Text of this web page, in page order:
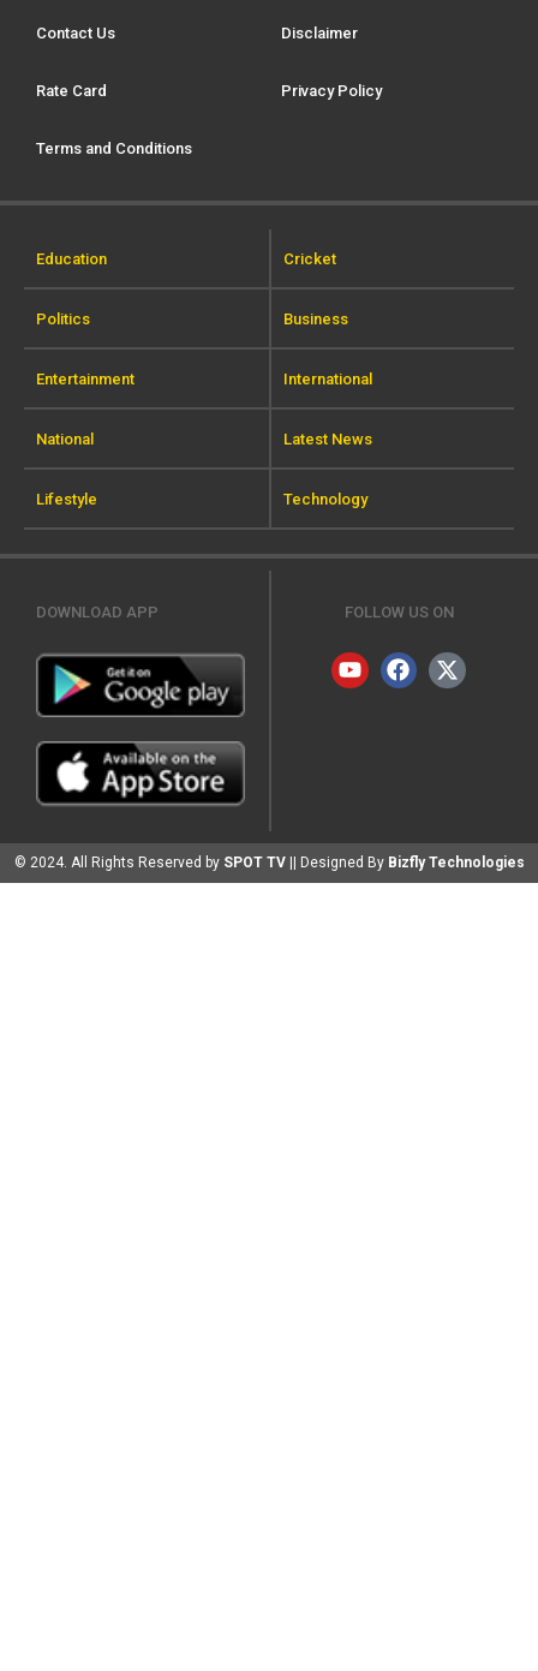
Contact Us Disclaimer
Rate Card Privacy Policy
Terms and Conditions
Education Cricket
Politics Business
Entertainment International
National Latest News
Lifestyle Technology
DOWNLOAD APP FOLLOW US ON
© 2024. All Rights Reserved by SPOT TV || Designed By Bizfly Technologies